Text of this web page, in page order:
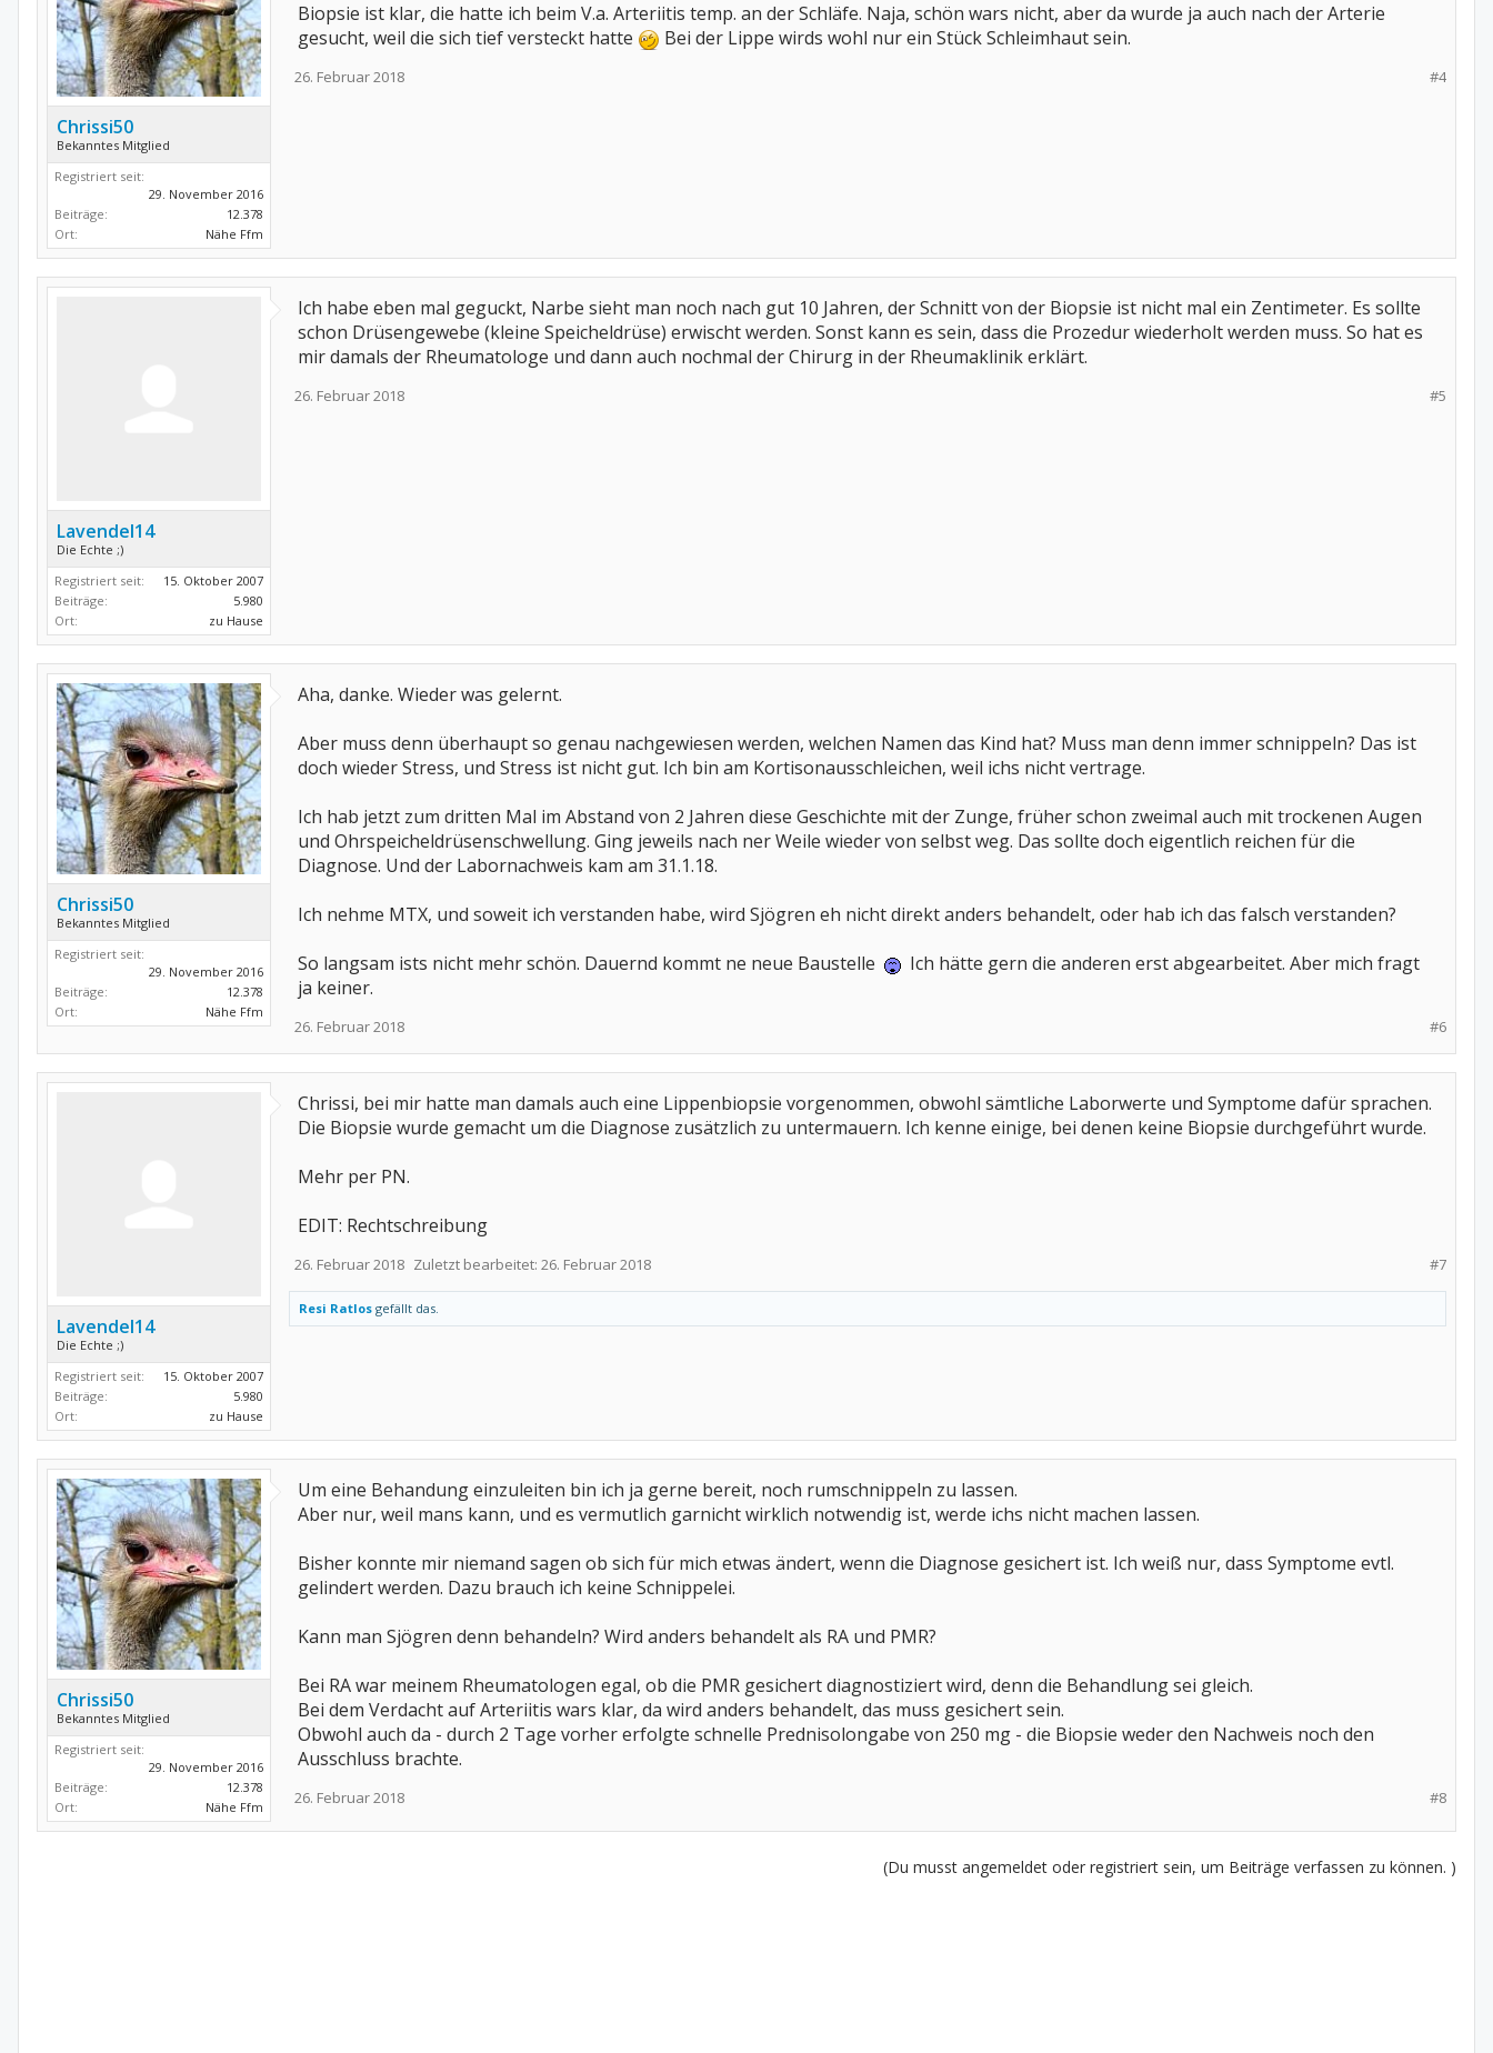
Chrissi50
Bekanntes Mitglied
Registriert seit:
29. November 2016
Beiträge:
12.378
Ort:
Nähe Ffm
Biopsie ist klar, die hatte ich beim V.a. Arteriitis temp. an der Schläfe. Naja, schön wars nicht, aber da wurde ja auch nach der Arterie
gesucht, weil die sich tief versteckt hatte
Bei der Lippe wirds wohl nur ein Stück Schleimhaut sein.
#4
26. Februar 2018
Lavendel14
Die Echte ;)
Registriert seit:
15. Oktober 2007
Beiträge:
5.980
Ort:
zu Hause
Ich habe eben mal geguckt, Narbe sieht man noch nach gut 10 Jahren, der Schnitt von der Biopsie ist nicht mal ein Zentimeter. Es sollte
schon Drüsengewebe (kleine Speicheldrüse) erwischt werden. Sonst kann es sein, dass die Prozedur wiederholt werden muss. So hat es
mir damals der Rheumatologe und dann auch nochmal der Chirurg in der Rheumaklinik erklärt.
#5
26. Februar 2018
Chrissi50
Bekanntes Mitglied
Registriert seit:
29. November 2016
Beiträge:
12.378
Ort:
Nähe Ffm
Aha, danke. Wieder was gelernt.
Aber muss denn überhaupt so genau nachgewiesen werden, welchen Namen das Kind hat? Muss man denn immer schnippeln? Das ist
doch wieder Stress, und Stress ist nicht gut. Ich bin am Kortisonausschleichen, weil ichs nicht vertrage.
Ich hab jetzt zum dritten Mal im Abstand von 2 Jahren diese Geschichte mit der Zunge, früher schon zweimal auch mit trockenen Augen
und Ohrspeicheldrüsenschwellung. Ging jeweils nach ner Weile wieder von selbst weg. Das sollte doch eigentlich reichen für die
Diagnose. Und der Labornachweis kam am 31.1.18.
Ich nehme MTX, und soweit ich verstanden habe, wird Sjögren eh nicht direkt anders behandelt, oder hab ich das falsch verstanden?
So langsam ists nicht mehr schön. Dauernd kommt ne neue Baustelle
Ich hätte gern die anderen erst abgearbeitet. Aber mich fragt
ja keiner.
#6
26. Februar 2018
Lavendel14
Die Echte ;)
Registriert seit:
15. Oktober 2007
Beiträge:
5.980
Ort:
zu Hause
Chrissi, bei mir hatte man damals auch eine Lippenbiopsie vorgenommen, obwohl sämtliche Laborwerte und Symptome dafür sprachen.
Die Biopsie wurde gemacht um die Diagnose zusätzlich zu untermauern. Ich kenne einige, bei denen keine Biopsie durchgeführt wurde.
Mehr per PN.
EDIT: Rechtschreibung
#7
26. Februar 2018 Zuletzt bearbeitet: 26. Februar 2018
Resi Ratlos gefällt das.
Chrissi50
Bekanntes Mitglied
Registriert seit:
29. November 2016
Beiträge:
12.378
Ort:
Nähe Ffm
Um eine Behandung einzuleiten bin ich ja gerne bereit, noch rumschnippeln zu lassen.
Aber nur, weil mans kann, und es vermutlich garnicht wirklich notwendig ist, werde ichs nicht machen lassen.
Bisher konnte mir niemand sagen ob sich für mich etwas ändert, wenn die Diagnose gesichert ist. Ich weiß nur, dass Symptome evtl.
gelindert werden. Dazu brauch ich keine Schnippelei.
Kann man Sjögren denn behandeln? Wird anders behandelt als RA und PMR?
Bei RA war meinem Rheumatologen egal, ob die PMR gesichert diagnostiziert wird, denn die Behandlung sei gleich.
Bei dem Verdacht auf Arteriitis wars klar, da wird anders behandelt, das muss gesichert sein.
Obwohl auch da - durch 2 Tage vorher erfolgte schnelle Prednisolongabe von 250 mg - die Biopsie weder den Nachweis noch den
Ausschluss brachte.
#8
26. Februar 2018
(Du musst angemeldet oder registriert sein, um Beiträge verfassen zu können. )